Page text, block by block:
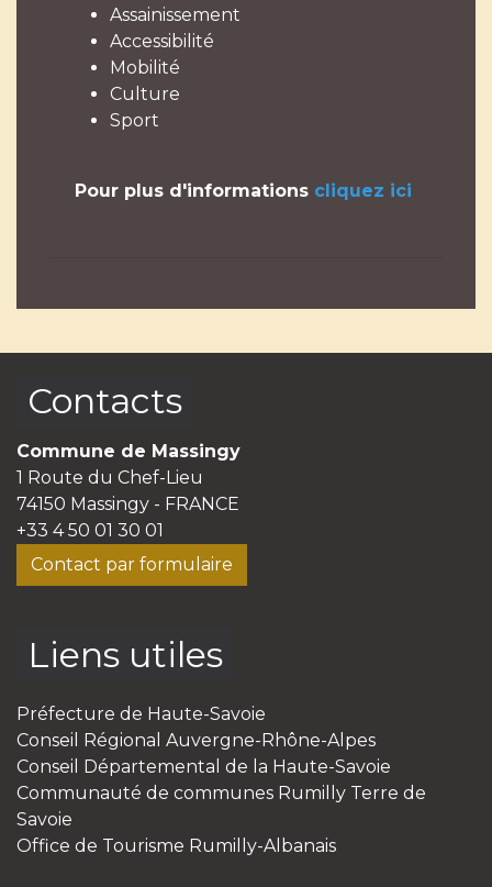
Assainissement
Accessibilité
Mobilité
Culture
Sport
Pour plus d'informations cliquez ici
Contacts
Commune de Massingy
1 Route du Chef-Lieu
74150 Massingy - FRANCE
+33 4 50 01 30 01
Contact par formulaire
Liens utiles
Préfecture de Haute-Savoie
Conseil Régional Auvergne-Rhône-Alpes
Conseil Départemental de la Haute-Savoie
Communauté de communes Rumilly Terre de
Savoie
Office de Tourisme Rumilly-Albanais